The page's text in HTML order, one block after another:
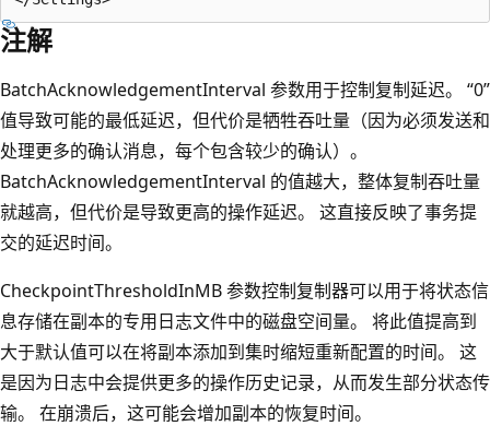
注解
BatchAcknowledgementInterval 参数用于控制复制延迟。 “0”
值导致可能的最低延迟，但代价是牺牲吞吐量（因为必须发送和
处理更多的确认消息，每个包含较少的确认）。
BatchAcknowledgementInterval 的值越大，整体复制吞吐量
就越高，但代价是导致更高的操作延迟。 这直接反映了事务提
交的延迟时间。
CheckpointThresholdInMB 参数控制复制器可以用于将状态信
息存储在副本的专用日志文件中的磁盘空间量。 将此值提高到
大于默认值可以在将副本添加到集时缩短重新配置的时间。 这
是因为日志中会提供更多的操作历史记录，从而发生部分状态传
输。 在崩溃后，这可能会增加副本的恢复时间。